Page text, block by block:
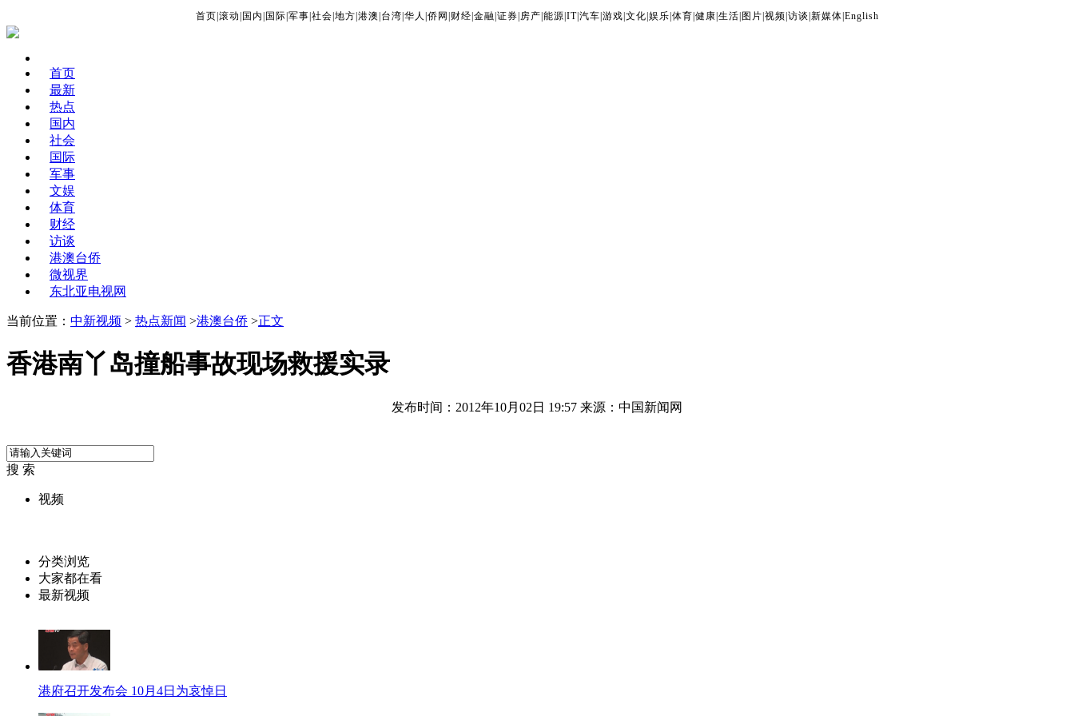
首页 滚动 国内 国际 军事 社会 地方 港澳 台湾 华人 侨网 财经 金融 证券 房产 能源 IT| 汽车 游戏 文化 娱乐 体育 健康 生活 图片 视频 访谈 新媒体 English
首页
最新
热点
国内
社会
国际
军事
文娱
体育
财经
访谈
港澳台侨
微视界
东北亚电视网
当前位置： 中新视频 > 热点新闻 >港澳台侨 >正文
香港南丫岛撞船事故现场救援实录
发布时间：2012年10月02日 19:57 来源：中国新闻网
搜 索
视频
分类浏览
大家都在看
最新视频
港府召开发布会 10月4日为哀悼日